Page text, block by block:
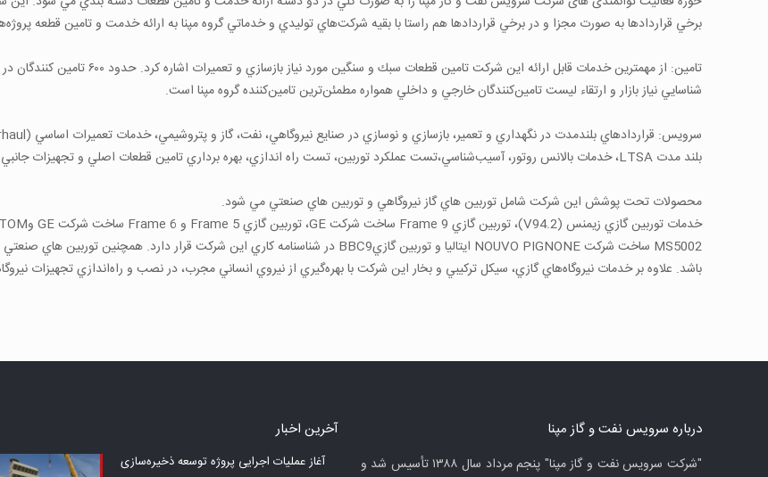
برخي قراردادها به صورت مجزا و در برخي قراردادها هم راستا با بقيه شركت‌هاي توليدي و خدماتي گروه مپنا به ارائه خدمت و تامين قطعه
تامين: از مهمترين خدمات قابل ارائه
شناسايي نياز بازار و ارتقاء ليست تامين‌كنندگان خارجي و داخلي همواره مطمئن‌ترين تامين‌كننده گروه مپنا است.
بلند مدت LTSA، خدمات بالانس روتور، آسيب‌شناسي،تست عملكرد توربين، تست راه اندازي، بهره برداري تامين قطعات اصلي و تجهيزات جانبي حوزه انرژي و نفت و گاز از اعم فعاليت‌هاي البرز توربين است.
محصولات تحت پوشش اين شركت شامل توربين هاي گاز نيروگاهي و توربين هاي صنعتي مي شود.
باشد. علاوه بر خدمات نيروگاه‌هاي گازي، سيكل تركيبي و بخار اين شركت با بهره‌گيري از نيروي انساني مجرب، در نصب و راه‌اندازي تجهيزات نيروگاه‌ها و ايستگاه‌هاي
درباره سرويس نفت و گاز مپنا
"شركت سرويس نفت و گاز مپنا" پنجم مرداد سال ۱۳۸۸ تأسيس شد و
آخرين اخبار
آغاز عملیات اجرایی پروژه توسعه ذخیره‌سازی